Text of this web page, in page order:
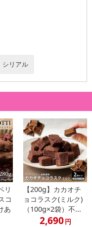
たり、ヨーグルトに混ぜ
ください。
シリアル
リ
コ
あ
【200g】カカオチ
ョコラスク(ミルク)
（100g×2袋）不...
2,690円